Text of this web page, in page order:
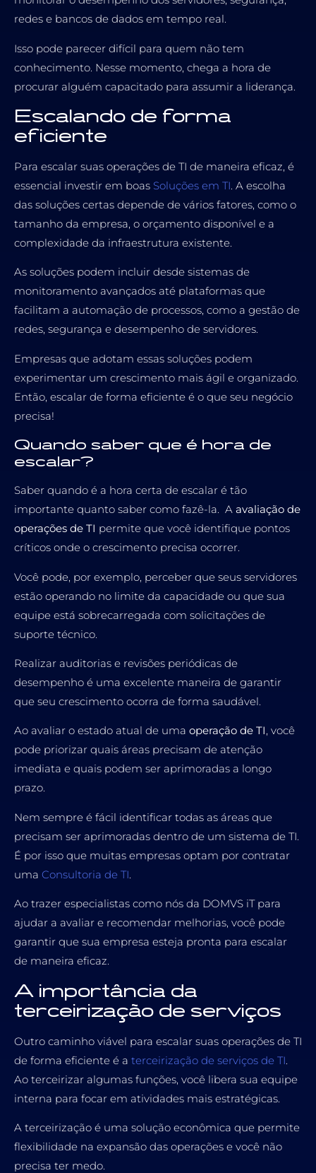
redes e bancos de dados em tempo real.
Isso pode parecer difícil para quem não tem
conhecimento. Nesse momento, chega a hora de
procurar alguém capacitado para assumir a liderança.
Escalando de forma
eficiente
Para escalar suas operações de TI de maneira eficaz, é
essencial investir em boas Soluções em TI. A escolha
das soluções certas depende de vários fatores, como o
tamanho da empresa, o orçamento disponível e a
complexidade da infraestrutura existente.
As soluções podem incluir desde sistemas de
monitoramento avançados até plataformas que
facilitam a automação de processos, como a gestão de
redes, segurança e desempenho de servidores.
Empresas que adotam essas soluções podem
experimentar um crescimento mais ágil e organizado.
Então, escalar de forma eficiente é o que seu negócio
precisa!
Quando saber que é hora de
escalar?
Saber quando é a hora certa de escalar é tão
importante quanto saber como fazê-la. A avaliação de
operações de TI permite que você identifique pontos
críticos onde o crescimento precisa ocorrer.
Você pode, por exemplo, perceber que seus servidores
estão operando no limite da capacidade ou que sua
equipe está sobrecarregada com solicitações de
suporte técnico.
Realizar auditorias e revisões periódicas de
desempenho é uma excelente maneira de garantir
que seu crescimento ocorra de forma saudável.
Ao avaliar o estado atual de uma operação de TI, você
pode priorizar quais áreas precisam de atenção
imediata e quais podem ser aprimoradas a longo
prazo.
Nem sempre é fácil identificar todas as áreas que
precisam ser aprimoradas dentro de um sistema de TI.
É por isso que muitas empresas optam por contratar
uma Consultoria de TI.
Ao trazer especialistas como nós da DOMVS iT para
ajudar a avaliar e recomendar melhorias, você pode
garantir que sua empresa esteja pronta para escalar
de maneira eficaz.
A importância da
terceirização de serviços
Outro caminho viável para escalar suas operações de TI
de forma eficiente é a terceirização de serviços de TI.
Ao terceirizar algumas funções, você libera sua equipe
interna para focar em atividades mais estratégicas.
A terceirização é uma solução econômica que permite
flexibilidade na expansão das operações e você não
precisa ter medo.